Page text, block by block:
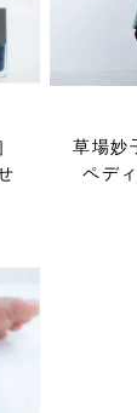
草場妙
ペデ